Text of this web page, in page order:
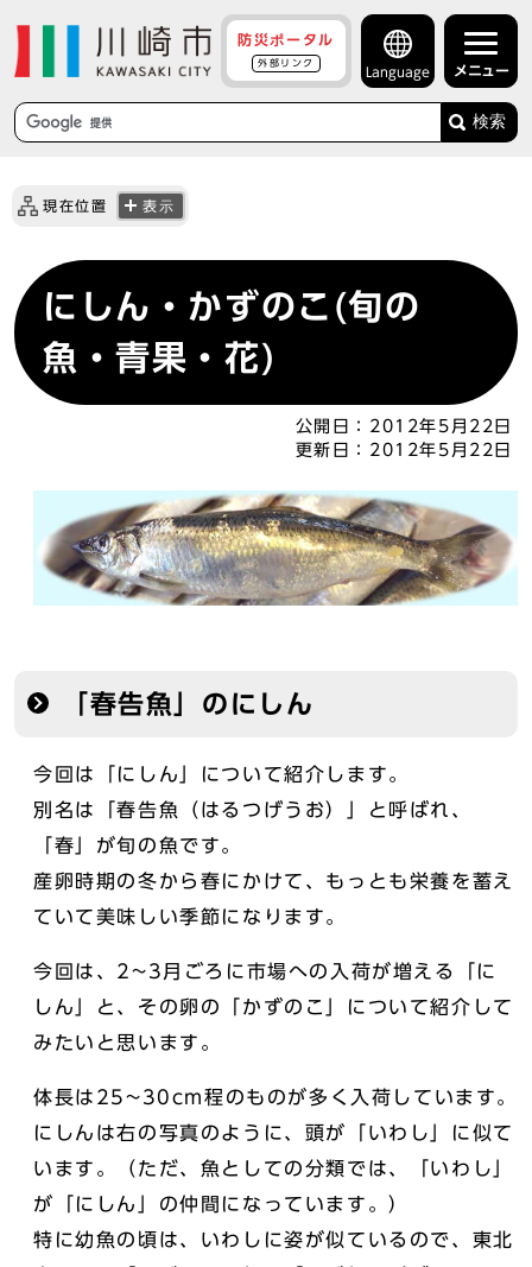
防災ポータル
外部リンク
Language メニュー
検索
現在位置 表示
にしん・かずのこ(旬の
魚・青果・花)
公開日： 2012年5月22日
更新日： 2012年5月22日
「春告魚」のにしん
今回は「にしん」について紹介します。
別名は「春告魚（はるつげうお）」と呼ばれ、
「春」が旬の魚です。
産卵時期の冬から春にかけて、もっとも栄養を蓄え
ていて美味しい季節になります。
今回は、2~3月ごろに市場への入荷が増える「に
しん」と、その卵の「かずのこ」について紹介して
みたいと思います。
体長は25~30cm程のものが多く入荷しています。
にしんは右の写真のように、頭が「いわし」に似て
います。（ただ、魚としての分類では、「いわし」
が「にしん」の仲間になっています。）
特に幼魚の頃は、いわしに姿が似ているので、東北